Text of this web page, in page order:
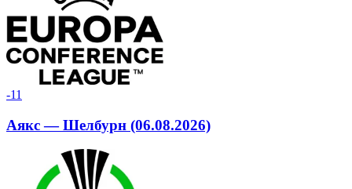
-11
Аякс — Шелбурн (06.08.2026)